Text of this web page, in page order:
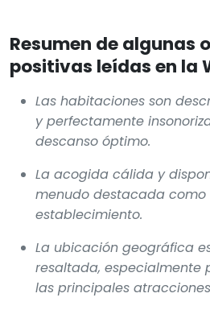
Resumen de algunas
positivas leídas en la
Las habitaciones son
y perfectamente
descanso óptimo.
La acogida cálida y
menudo destacada
establecimiento.
La ubicación geográfica
resaltada, especialmente
las principales